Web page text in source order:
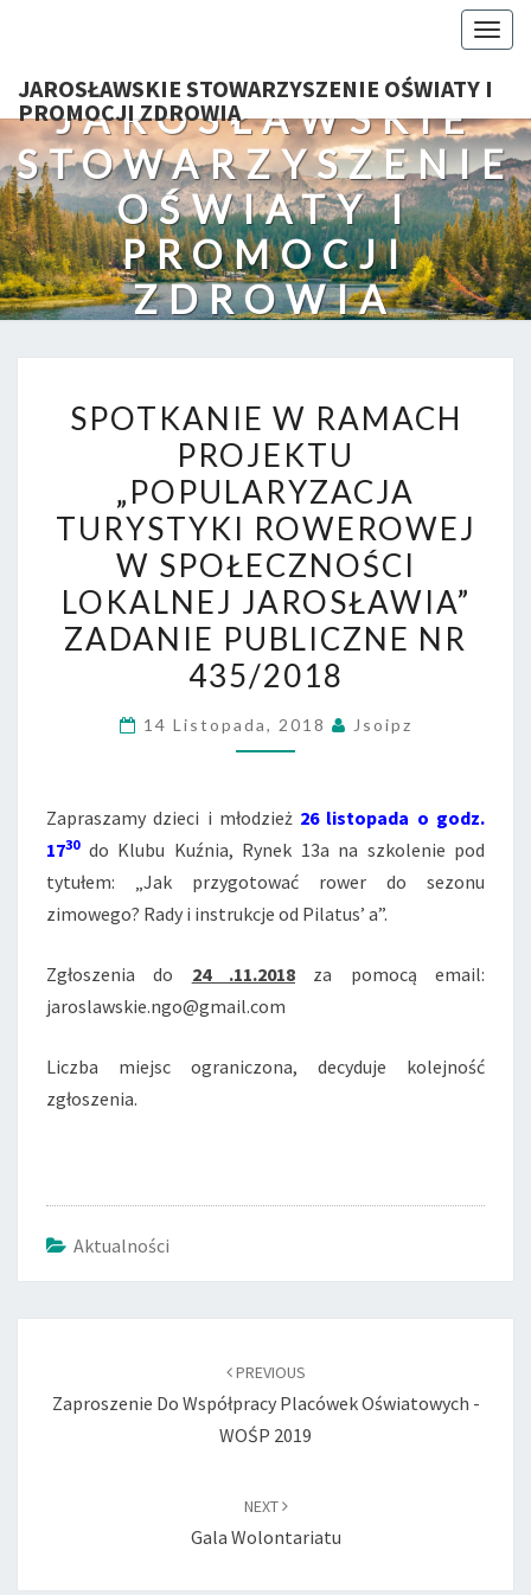
JAROSŁAWSKIE STOWARZYSZENIE OŚWIATY I
PROMOCJI ZDROWIA
JAROSŁAWSKIE
STOWARZYSZENIE
OŚWIATY I
PROMOCJI
ZDROWIA
W
RAMACH
PROJEKTU
„POPULARYZACJA
TURYSTYKI
ROWEROWEJ
W
SPOŁECZNOŚCI
LOKALNEJ
NR
435/2018
SPOTKANIE W RAMACH
PROJEKTU
„POPULARYZACJA
TURYSTYKI ROWEROWEJ
W SPOŁECZNOŚCI
LOKALNEJ JAROSŁAWIA”
ZADANIE PUBLICZNE NR
435/2018
14 Listopada, 2018 Jsoipz
Zapraszamy dzieci i młodzież 26 listopada o godz.
1730do Klubu Kuźnia, Rynek 13a na szkolenie pod
tytułem: „Jak przygotować rower do sezonu
zimowego? Rady i instrukcje od Pilatus’ a”.
Zgłoszenia do 24 .11.2018 za pomocą email:
jaroslawskie.ngo@gmail.com
Liczba miejsc ograniczona, decyduje kolejność
zgłoszenia.
Aktualności
PREVIOUS
Zaproszenie Do Współpracy Placówek Oświatowych -
WOŚP 2019
NEXT
Gala Wolontariatu